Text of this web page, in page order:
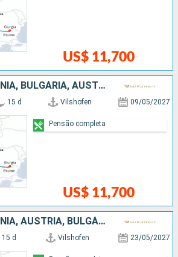
US$ 11,700
ALEMANHA, ROMÊNIA, BULGÁRIA, AUSTRIA, SÉRVIA, CROÁCIA, ESLOVÁQUIA, HUNGRIA
15 d Vilshofen 09/05/2027
US$ 11,700
Pensão completa
ALEMANHA, ROMÊNIA, AUSTRIA, BULGÁRIA, SÉRVIA, ESLOVÁQUIA, CROÁCIA, HUNGRIA
15 d Vilshofen 23/05/2027